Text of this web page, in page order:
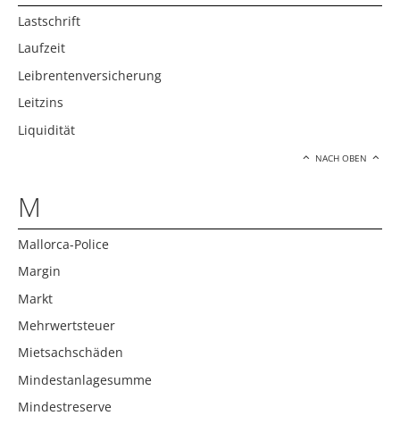
Lastschrift
Laufzeit
Leibrentenversicherung
Leitzins
Liquidität
NACH OBEN
M
Mallorca-Police
Margin
Markt
Mehrwertsteuer
Mietsachschäden
Mindestanlagesumme
Mindestreserve